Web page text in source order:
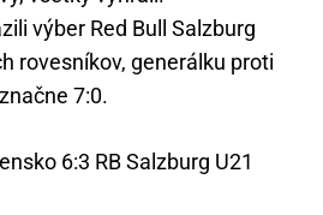
výber Red Bull Salzburg
rovesníkov, generálku proti
7:0.
6:3 RB Salzburg U21